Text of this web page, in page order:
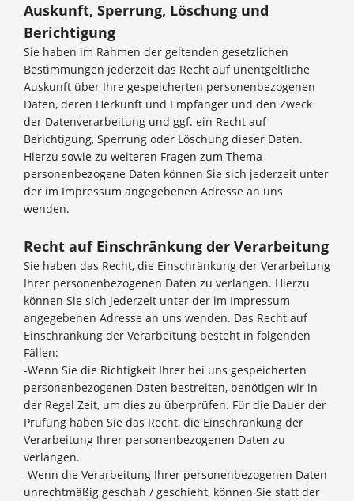
Auskunft, Sperrung, Löschung und
Berichtigung
Sie haben im Rahmen der geltenden gesetzlichen
Bestimmungen jederzeit das Recht auf unentgeltliche
Auskunft über Ihre gespeicherten personenbezogenen
Daten, deren Herkunft und Empfänger und den Zweck
der Datenverarbeitung und ggf. ein Recht auf
Berichtigung, Sperrung oder Löschung dieser Daten.
Hierzu sowie zu weiteren Fragen zum Thema
personenbezogene Daten können Sie sich jederzeit unter
der im Impressum angegebenen Adresse an uns
wenden.
Recht auf Einschränkung der Verarbeitung
Sie haben das Recht, die Einschränkung der Verarbeitung
Ihrer personenbezogenen Daten zu verlangen. Hierzu
können Sie sich jederzeit unter der im Impressum
angegebenen Adresse an uns wenden. Das Recht auf
Einschränkung der Verarbeitung besteht in folgenden
Fällen:
-Wenn Sie die Richtigkeit Ihrer bei uns gespeicherten
personenbezogenen Daten bestreiten, benötigen wir in
der Regel Zeit, um dies zu überprüfen. Für die Dauer der
Prüfung haben Sie das Recht, die Einschränkung der
Verarbeitung Ihrer personenbezogenen Daten zu
verlangen.
-Wenn die Verarbeitung Ihrer personenbezogenen Daten
unrechtmäßig geschah / geschieht, können Sie statt der